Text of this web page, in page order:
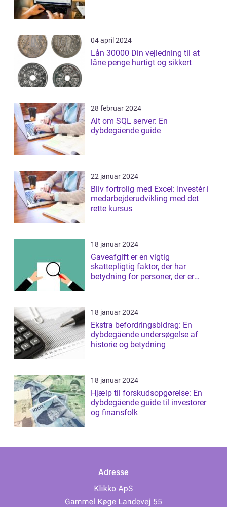
04 april 2024
Lån 30000 Din vejledning til at
låne penge hurtigt og sikkert
28 februar 2024
Alt om SQL server: En
dybdegående guide
22 januar 2024
Bliv fortrolig med Excel: Investér i
medarbejderudvikling med det
rette kursus
18 januar 2024
Gaveafgift er en vigtig
skattepligtig faktor, der har
betydning for personer, der er
18 januar 2024
Ekstra befordringsbidrag: En
dybdegående undersøgelse af
historie og betydning
18 januar 2024
Hjælp til forskudsopgørelse: En
dybdegående guide til investorer
og finansfolk
Adresse